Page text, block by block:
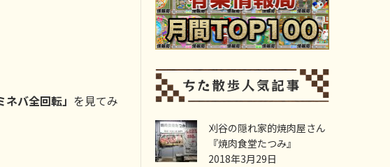
ネバ全回転」 を見てみ
刈谷の隠れ家的焼肉屋さん
『焼肉食堂たつみ』
2018年3月29日